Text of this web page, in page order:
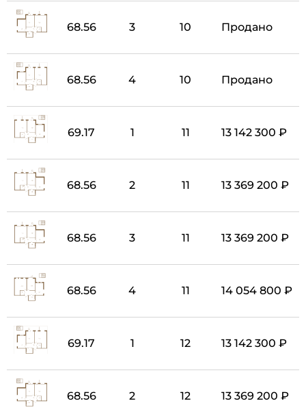
68.56 3 10 Продано
68.56 4 10 Продано
69.17 1 11 13 142 300 ₽
68.56 2 11 13 369 200 ₽
68.56 3 11 13 369 200 ₽
68.56 4 11 14 054 800 ₽
69.17 1 12 13 142 300 ₽
68.56 2 12 13 369 200 ₽